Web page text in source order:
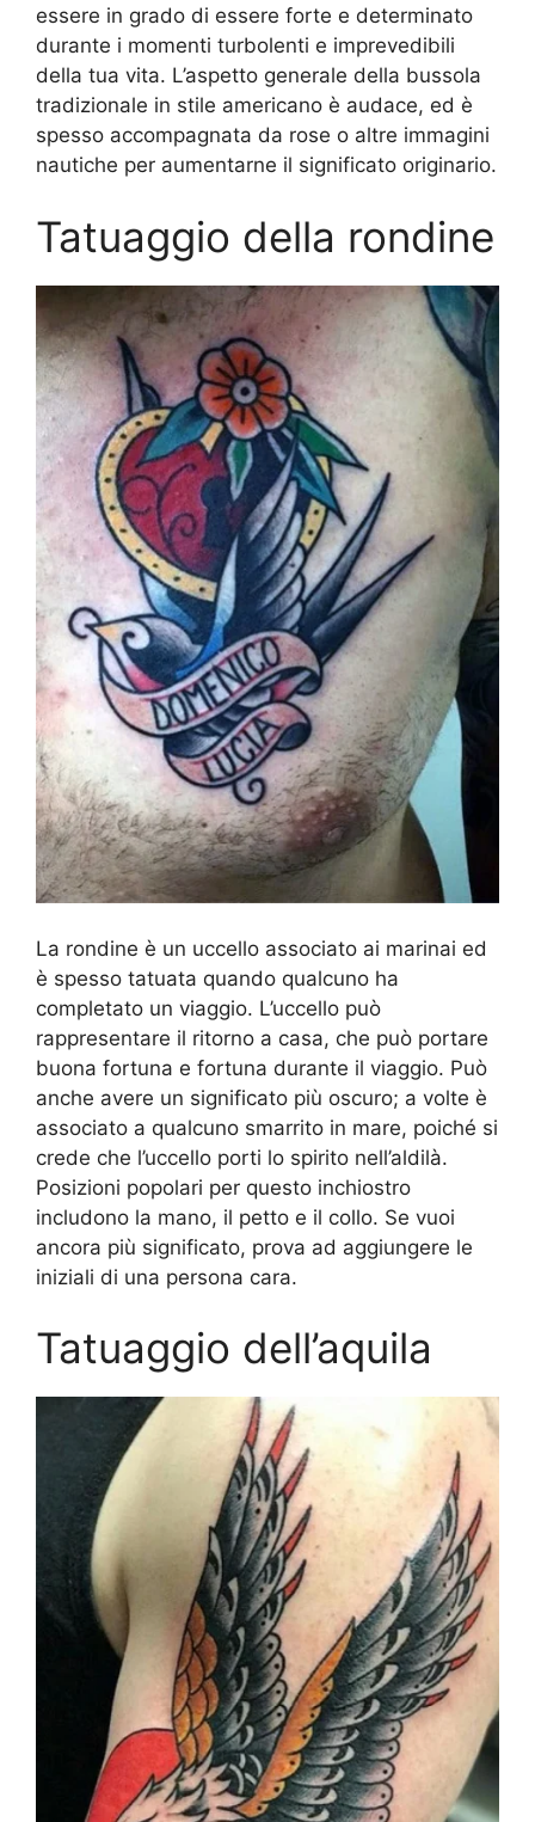
essere in grado di essere forte e determinato
durante i momenti turbolenti e imprevedibili
della tua vita. L’aspetto generale della bussola
tradizionale in stile americano è audace, ed è
spesso accompagnata da rose o altre immagini
nautiche per aumentarne il significato originario.
Tatuaggio della rondine
La rondine è un uccello associato ai marinai ed
è spesso tatuata quando qualcuno ha
completato un viaggio. L’uccello può
rappresentare il ritorno a casa, che può portare
buona fortuna e fortuna durante il viaggio. Può
anche avere un significato più oscuro; a volte è
associato a qualcuno smarrito in mare, poiché si
crede che l’uccello porti lo spirito nell’aldilà.
Posizioni popolari per questo inchiostro
includono la mano, il petto e il collo. Se vuoi
ancora più significato, prova ad aggiungere le
iniziali di una persona cara.
Tatuaggio dell’aquila